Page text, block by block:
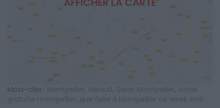
Mots-clés : , , ,
,